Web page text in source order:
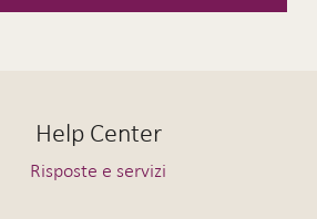
Help Center
Risposte e servizi